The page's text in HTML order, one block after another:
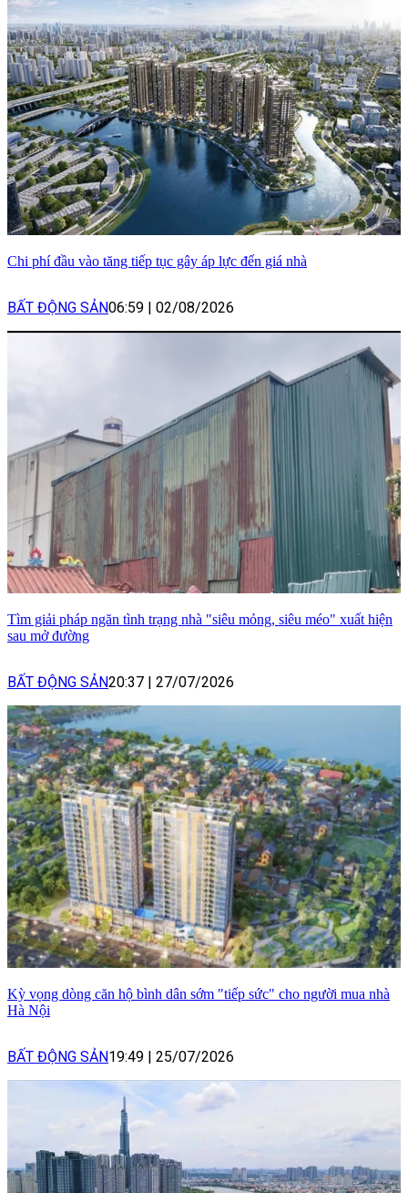
Chi phí đầu vào tăng tiếp tục gây áp lực đến giá nhà
BẤT ĐỘNG SẢN06:59 | 02/08/2026
Tìm giải pháp ngăn tình trạng nhà "siêu mỏng, siêu méo" xuất hiện
sau mở đường
BẤT ĐỘNG SẢN20:37 | 27/07/2026
Kỳ vọng dòng căn hộ bình dân sớm "tiếp sức" cho người mua nhà
Hà Nội
BẤT ĐỘNG SẢN19:49 | 25/07/2026